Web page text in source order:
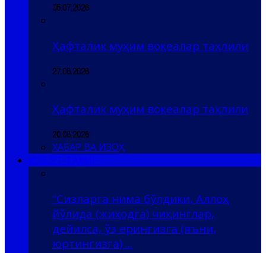
05.07.2026
Ҳафталик муҳим воқеалар таҳлили
27.06.2026
Ҳафталик муҳим воқеалар таҳлили
20.06.2026
ХАБАР ВА ИЗОҲ
“Сизларга нима бўлдики, Аллоҳ
йўлида (жиҳодга) чиқинглар,
дейилса, ўз ерингизга (яъни,
юртингизга) ...